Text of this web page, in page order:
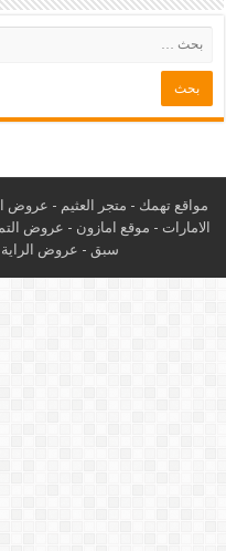
مواقع تهمك - متجر العثيم - عروض
الامارات - موقع امازون - عروض
سبق - عروض الراية